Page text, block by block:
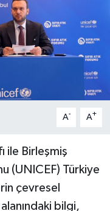
A- A+
ile Birleşmiş
(UNICEF) Türkiye
çevresel
bilgi,